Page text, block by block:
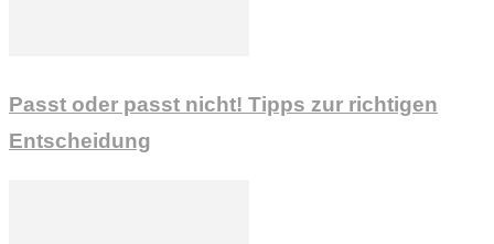
Passt oder passt nicht! Tipps zur richtigen
Entscheidung